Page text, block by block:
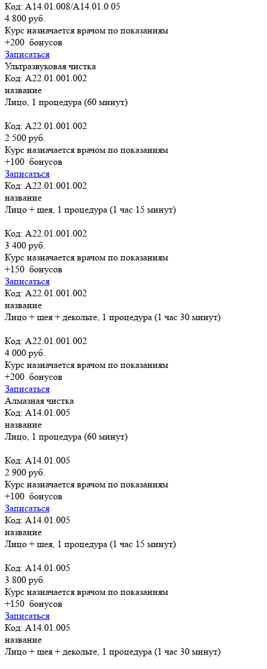
Код: A14.01.008/A14.01.0 05
4 800 руб.
Курс назначается врачом по показаниям
+200 бонусов
Записаться
Ультразвуковая чистка
Код: А22.01.001.002
название
Лицо, 1 процедура (60 минут)
Код: А22.01.001.002
2 500 руб.
Курс назначается врачом по показаниям
+100 бонусов
Записаться
Код: А22.01.001.002
название
Лицо + шея, 1 процедура (1 час 15 минут)
Код: А22.01.001.002
3 400 руб.
Курс назначается врачом по показаниям
+150 бонусов
Записаться
Код: А22.01.001.002
название
Лицо + шея + декольте, 1 процедура (1 час 30 минут)
Код: А22.01.001.002
4 000 руб.
Курс назначается врачом по показаниям
+200 бонусов
Записаться
Алмазная чистка
Код: A14.01.005
название
Лицо, 1 процедура (60 минут)
Код: A14.01.005
2 900 руб.
Курс назначается врачом по показаниям
+100 бонусов
Записаться
Код: A14.01.005
название
Лицо + шея, 1 процедура (1 час 15 минут)
Код: A14.01.005
3 800 руб.
Курс назначается врачом по показаниям
+150 бонусов
Записаться
Код: A14.01.005
название
Лицо + шея + декольте, 1 процедура (1 час 30 минут)